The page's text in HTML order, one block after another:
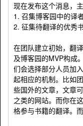
现在发布这个消息，
1. 召集博客园中的译
2. 征集待翻译的优秀书
在团队建立初始，翻
及博客园的MVP构成
们会选择部分人员加
起相应的机制。比如
些国外的文章，文章
之类的网站。而你在
格参与书籍的翻译。